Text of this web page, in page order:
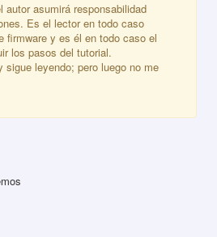
asumirá responsabilidad
Es el lector en todo caso
firmware y es él en todo caso el
los pasos del tutorial.
leyendo; pero luego no me